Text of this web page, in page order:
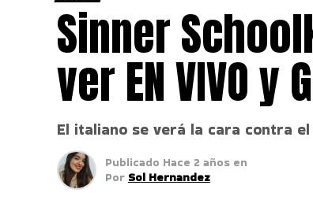
Sinner
ver EN VIVO y
El italiano se verá la cara contra
Publicado Hace 2 años en
Por Sol Hernandez